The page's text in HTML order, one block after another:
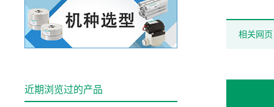
相关网页
近期浏览过的产品